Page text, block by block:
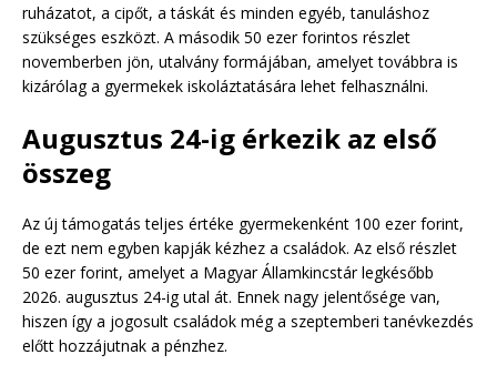
ruházatot, a cipőt, a táskát és minden egyéb, tanuláshoz
szükséges eszközt. A második 50 ezer forintos részlet
novemberben jön, utalvány formájában, amelyet továbbra is
kizárólag a gyermekek iskoláztatására lehet felhasználni.
Augusztus 24-ig érkezik az első
összeg
Az új támogatás teljes értéke gyermekenként 100 ezer forint,
de ezt nem egyben kapják kézhez a családok. Az első részlet
50 ezer forint, amelyet a Magyar Államkincstár legkésőbb
2026. augusztus 24-ig utal át. Ennek nagy jelentősége van,
hiszen így a jogosult családok még a szeptemberi tanévkezdés
előtt hozzájutnak a pénzhez.